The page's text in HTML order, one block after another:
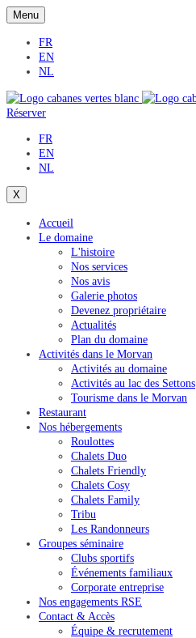
Menu
FR
EN
NL
Réserver
FR
EN
NL
X
Accueil
Le domaine
L'histoire
Nos services
Nos avis
Galerie photos
Devenez propriétaire
Actualités
Plan du domaine
Activités dans le Morvan
Activités au domaine
Activités au lac des Settons
Tourisme dans le Morvan
Restaurant
Nos hébergements
Roulottes
Chalets Duo
Chalets Friendly
Chalets Cosy
Chalets Family
Tribu
Les Randonneurs
Groupes séminaire
Clubs sportifs
Événements familiaux
Corporate entreprise
Nos engagements RSE
Contact & Accès
Équipe & recrutement